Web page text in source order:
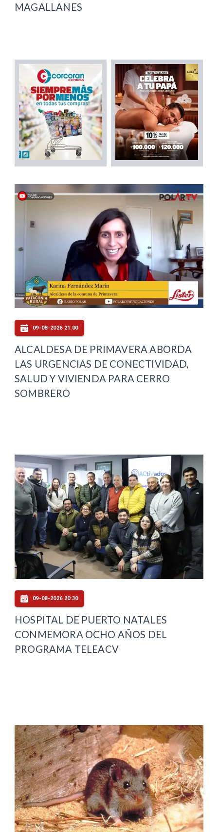
MAGALLANES
09-08-2026 21:00
ALCALDESA DE PRIMAVERA ABORDA
LAS URGENCIAS DE CONECTIVIDAD,
SALUD Y VIVIENDA PARA CERRO
SOMBRERO
09-08-2026 20:30
HOSPITAL DE PUERTO NATALES
CONMEMORA OCHO AÑOS DEL
PROGRAMA TELEACV